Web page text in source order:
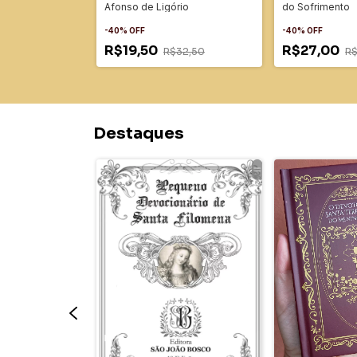
Afonso de Ligório
-40% OFF
R$19,50 R$32,50
do Sofrimento
-40%OFF
R$27,00
Destaques